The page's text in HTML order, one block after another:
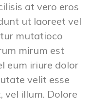
at vero eros
ut laoreet vel
mutatioco
mirum est
eum iriure dolor
velit esse
vel illum. Dolore